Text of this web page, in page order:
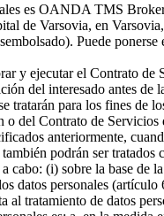
es OANDA TMS
de Varsovia, en
Puede
y ejecutar el Contrato
del interesado antes
tratarán para los fines de
o del Contrato de
anteriormente,
podrán ser
cabo: (i) sobre la base
datos personales
al tratamiento de datos